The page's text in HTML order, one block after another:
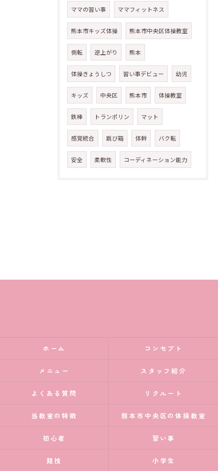
ママの習い事 ママフィットネス
熊本市キッズ体操 熊本市中央区体操教室
側転 逆上がり 熊本
体操きょうしつ 習い事デビュー 幼児
キッズ 中央区 熊本市 体操教室
鉄棒 トランポリン マット
感覚統合 跳び箱 体幹 バク転
安全 柔軟性 コーディネーション能力
ホーム コンセプト
メニュー スタッフ紹介
よくある質問 リクルート
当教室の特徴 熊本市中央区の体操教室
初心者 習い事
競技 小学生